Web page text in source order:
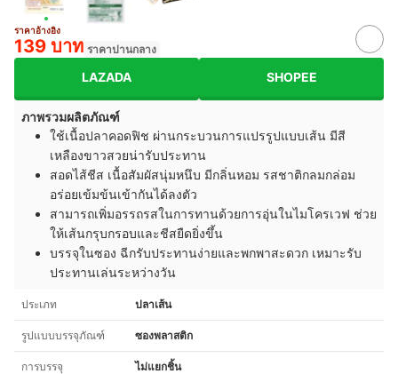
ราคาอ้างอิง
139 บาท ราคาปานกลาง
LAZADA SHOPEE
ภาพรวมผลิตภัณฑ์
ใช้เนื้อปลาคอดฟิช ผ่านกระบวนการแปรรูปแบบเส้น มีสี
เหลืองขาวสวยน่ารับประทาน
สอดไส้ชีส เนื้อสัมผัสนุ่มหนึบ มีกลิ่นหอม รสชาติกลมกล่อม
อร่อยเข้มข้นเข้ากันได้ลงตัว
สามารถเพิ่มอรรถรสในการทานด้วยการอุ่นในไมโครเวฟ ช่วย
ให้เส้นกรุบกรอบและชีสยืดยิ่งขึ้น
บรรจุในซอง ฉีกรับประทานง่ายและพกพาสะดวก เหมาะรับ
ประทานเล่นระหว่างวัน
ประเภท ปลาเส้น
รูปแบบบรรจุภัณฑ์ ซองพลาสติก
การบรรจุ ไม่แยกชิ้น